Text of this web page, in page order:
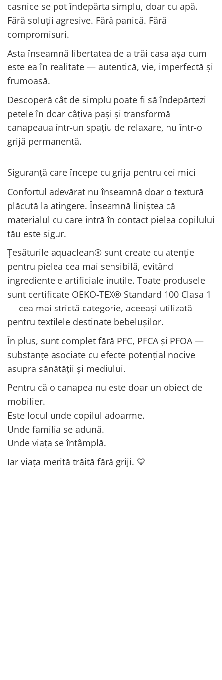
casnice se pot îndepărta simplu, doar cu apă.
Fără soluții agresive. Fără panică. Fără
compromisuri.
Asta înseamnă libertatea de a trăi casa așa cum
este ea în realitate — autentică, vie, imperfectă și
frumoasă.
Descoperă cât de simplu poate fi să îndepărtezi
petele în doar câțiva pași și transformă
canapeaua într-un spațiu de relaxare, nu într-o
grijă permanentă.
Siguranță care începe cu grija pentru cei mici
Confortul adevărat nu înseamnă doar o textură
plăcută la atingere. Înseamnă liniștea că
materialul cu care intră în contact pielea copilului
tău este sigur.
Țesăturile aquaclean® sunt create cu atenție
pentru pielea cea mai sensibilă, evitând
ingredientele artificiale inutile. Toate produsele
sunt certificate OEKO-TEX® Standard 100 Clasa 1
— cea mai strictă categorie, aceeași utilizată
pentru textilele destinate bebelușilor.
În plus, sunt complet fără PFC, PFCA și PFOA —
substanțe asociate cu efecte potențial nocive
asupra sănătății și mediului.
Pentru că o canapea nu este doar un obiect de
mobilier.
Este locul unde copilul adoarme.
Unde familia se adună.
Unde viața se întâmplă.
Iar viața merită trăită fără griji. 💛